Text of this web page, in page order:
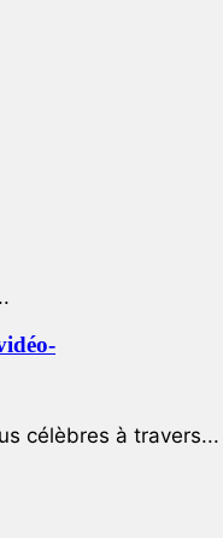
célèbres à travers...